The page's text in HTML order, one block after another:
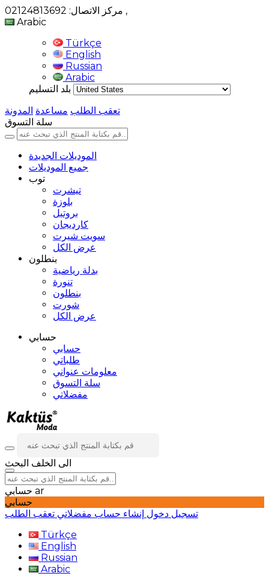
,
Arabic
Türkçe
English
Russian
Arabic
بلد التسليم
تعقب الطلب مساعدة المدونة
سلة التسوق
الموديلات الجديدة
جميع الموديلات
توب
تيشرت
بلوزة
بروتيل
كارديجان
سويت شيرت
عرض الكل
بنطلون
بدلة رياضية
تنورة
بنطلون
شورت
عرض الكل
حسابي
حسابي
طلباتي
معلومات عنواني
سلة التسوق
مفضلاتي
الى الخلف البحث
ar
حسابي
تسجيل دخول إنشاء حساب مفضلاتي تعقب الطلب
Türkçe
English
Russian
Arabic